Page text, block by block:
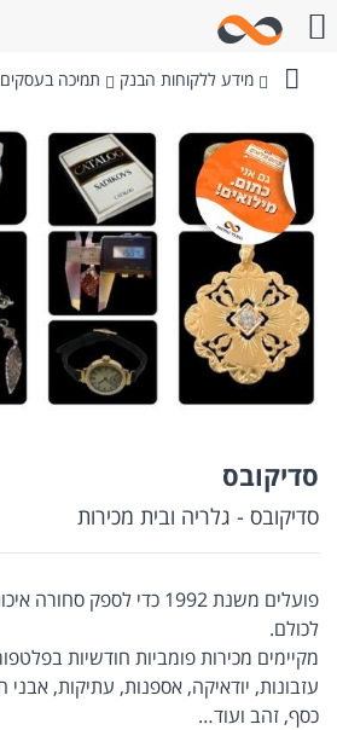
מזרחי-טפחות
מידע ללקוחות הבנק תמיכה בעסקים
סדיקובס
סדיקובס - גלריה ובית מכירות
פועלים משנת 1992 כדי לספק
לכולם.
מקיימים מכירות פומביות חודשיות
עזבונות, יודאיקה, אספנות, עתיקות, אבני
כסף, זהב ועוד…